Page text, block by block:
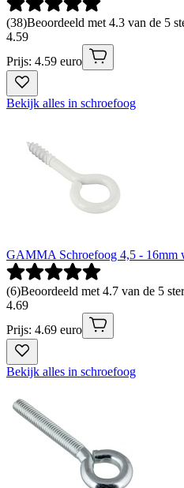
(38)Beoordeeld met 4.3 van de 5
4.59
Prijs: 4.59 euro
Bekijk alles in schroefoog
GAMMA Schroefoog 4,5 - 16mm
(6)Beoordeeld met 4.7 van de 5
4.69
Prijs: 4.69 euro
Bekijk alles in schroefoog